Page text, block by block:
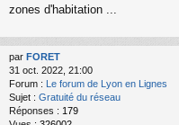
zones d'habitation ...
par FORET
31 oct. 2022, 21:00
Forum : Le forum de Lyon en Lignes
Sujet : Gratuité du réseau
Réponses : 179